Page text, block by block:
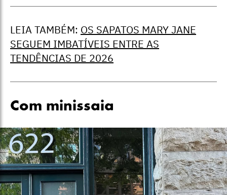
LEIA TAMBÉM: OS SAPATOS MARY JANE
SEGUEM IMBATÍVEIS ENTRE AS
TENDÊNCIAS DE 2026
Com minissaia